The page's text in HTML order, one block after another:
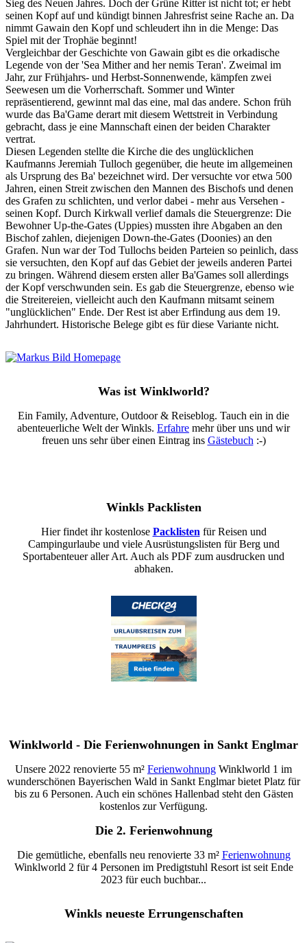
Sieg des Neuen Jahres. Doch der Grüne Ritter ist nicht tot; er hebt
seinen Kopf auf und kündigt binnen Jahresfrist seine Rache an. Da
nimmt Gawain den Kopf und schleudert ihn in die Menge: Das
Spiel mit der Trophäe beginnt!
Vergleichbar der Geschichte von Gawain gibt es die orkadische
Legende von der 'Sea Mither and her nemis Teran'. Zweimal im
Jahr, zur Frühjahrs- und Herbst-Sonnenwende, kämpfen zwei
Seewesen um die Vorherrschaft. Sommer und Winter
repräsentierend, gewinnt mal das eine, mal das andere. Schon früh
wurde das Ba'Game derart mit diesem Wettstreit in Verbindung
gebracht, dass je eine Mannschaft einen der beiden Charakter
vertrat.
Diesen Legenden stellte die Kirche die des unglücklichen
Kaufmanns Jeremiah Tulloch gegenüber, die heute im allgemeinen
als Ursprung des Ba' bezeichnet wird. Der versuchte vor etwa 500
Jahren, einen Streit zwischen den Mannen des Bischofs und denen
des Grafen zu schlichten, und verlor dabei - mehr aus Versehen -
seinen Kopf. Durch Kirkwall verlief damals die Steuergrenze: Die
Bewohner Up-the-Gates (Uppies) mussten ihre Abgaben an den
Bischof zahlen, diejenigen Down-the-Gates (Doonies) an den
Grafen. Nun war der Tod Tullochs beiden Parteien so peinlich, dass
sie versuchten, den Kopf auf das Gebiet der jeweils anderen Partei
zu bringen. Während diesem ersten aller Ba'Games soll allerdings
der Kopf verschwunden sein. Es gab die Steuergrenze, ebenso wie
die Streitereien, vielleicht auch den Kaufmann mitsamt seinem
"unglücklichen" Ende. Der Rest ist aber Erfindung aus dem 19.
Jahrhundert. Historische Belege gibt es für diese Variante nicht.
Was ist Winklworld?
Ein Family, Adventure, Outdoor & Reiseblog. Tauch ein in die
abenteuerliche Welt der Winkls. Erfahre mehr über uns und wir
freuen uns sehr über einen Eintrag ins Gästebuch :-)
Winkls Packlisten
Hier findet ihr kostenlose Packlisten für Reisen und
Campingurlaube und viele Ausrüstungslisten für Berg und
Sportabenteuer aller Art. Auch als PDF zum ausdrucken und
abhaken.
Winklworld - Die Ferienwohnungen in Sankt Englmar
Unsere 2022 renovierte 55 m² Ferienwohnung Winklworld 1 im
wunderschönen Bayerischen Wald in Sankt Englmar bietet Platz für
bis zu 6 Personen. Auch ein schönes Hallenbad steht den Gästen
kostenlos zur Verfügung.
Die 2. Ferienwohnung
Die gemütliche, ebenfalls neu renovierte 33 m² Ferienwohnung
Winklworld 2 für 4 Personen im Predigtstuhl Resort ist seit Ende
2023 für euch buchbar...
Winkls neueste Errungenschaften